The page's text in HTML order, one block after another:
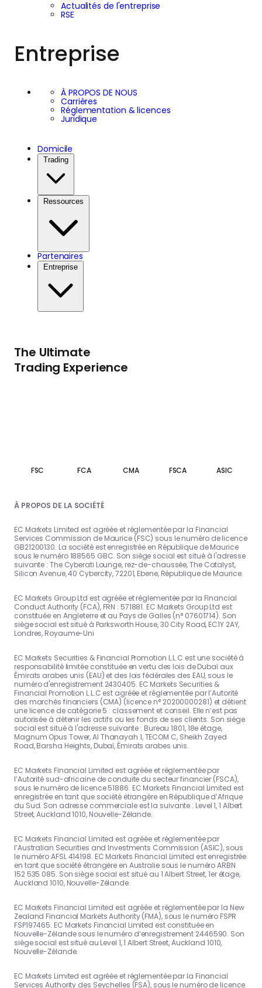
Actualités de l'entreprise
RSE
Entreprise
À PROPOS DE NOUS
Carrières
Réglementation & licences
Juridique
Domicile
Trading
Ressources
Partenaires
Entreprise
The Ultimate
Trading Experience
FSC FCA CMA FSCA ASIC
À PROPOS DE LA SOCIÉTÉ
EC Markets Limited est agréée et réglementée par la Financial
Services Commission de Maurice (FSC) sous le numéro de licence
GB21200130. La société est enregistrée en République de Maurice
sous le numéro 188565 GBC. Son siège social est situé à l'adresse
suivante : The Cyberati Lounge, rez-de-chaussée, The Catalyst,
Silicon Avenue, 40 Cybercity, 72201, Ebene, République de Maurice.
EC Markets Group Ltd est agréée et réglementée par la Financial
Conduct Authority (FCA), FRN : 571881. EC Markets Group Ltd est
constituée en Angleterre et au Pays de Galles (n° 07601714). Son
siège social est situé à Parksworth House, 30 City Road, EC1Y 2AY,
Londres, Royaume-Uni
EC Markets Securities & Financial Promotion L.L.C est une société à
responsabilité limitée constituée en vertu des lois de Dubaï aux
Émirats arabes unis (EAU) et des lois fédérales des EAU, sous le
numéro d'enregistrement 2430405. EC Markets Securities &
Financial Promotion L.L.C est agréée et réglementée par l’Autorité
des marchés financiers (CMA) (licence n° 20200000281) et détient
une licence de catégorie 5 : classement et conseil. Elle n’est pas
autorisée à détenir les actifs ou les fonds de ses clients. Son siège
social est situé à l'adresse suivante : Bureau 1801, 18e étage,
Magnum Opus Tower, Al Thanayah 1, TECOM C, Sheikh Zayed
Road, Barsha Heights, Dubaï, Émirats arabes unis.
EC Markets Financial Limited est agréée et réglementée par
l’Autorité sud-africaine de conduite du secteur financier (FSCA),
sous le numéro de licence 51886. EC Markets Financial Limited est
enregistrée en tant que société étrangère en République d’Afrique
du Sud. Son adresse commerciale est la suivante : Level 1, 1 Albert
Street, Auckland 1010, Nouvelle-Zélande.
EC Markets Financial Limited est agréée et réglementée par
l’Australian Securities and Investments Commission (ASIC), sous
le numéro AFSL 414198. EC Markets Financial Limited est enregistrée
en tant que société étrangère en Australie sous le numéro ARBN
152 535 085. Son siège social est situé au 1 Albert Street, 1er étage,
Auckland 1010, Nouvelle-Zélande.
EC Markets Financial Limited est agréée et réglementée par la New
Zealand Financial Markets Authority (FMA), sous le numéro FSPR
FSP197465. EC Markets Financial Limited est constituée en
Nouvelle-Zélande sous le numéro d’enregistrement 2446590. Son
siège social est situé au Level 1, 1 Albert Street, Auckland 1010,
Nouvelle-Zélande.
EC Markets Limited est agréée et réglementée par la Financial
Services Authority des Seychelles (FSA), sous le numéro de licence